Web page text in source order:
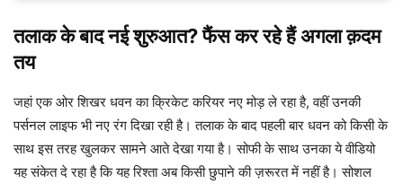
तलाक के बाद नई शुरुआत? फैंस कर रहे हैं अगला क़दम
तय
जहां एक ओर शिखर धवन का क्रिकेट करियर नए मोड़ ले रहा है, वहीं उनकी
पर्सनल लाइफ भी नए रंग दिखा रही है। तलाक के बाद पहली बार धवन को किसी के
साथ इस तरह खुलकर सामने आते देखा गया है। सोफी के साथ उनका ये वीडियो
यह संकेत दे रहा है कि यह रिश्ता अब किसी छुपाने की ज़रूरत में नहीं है। सोशल